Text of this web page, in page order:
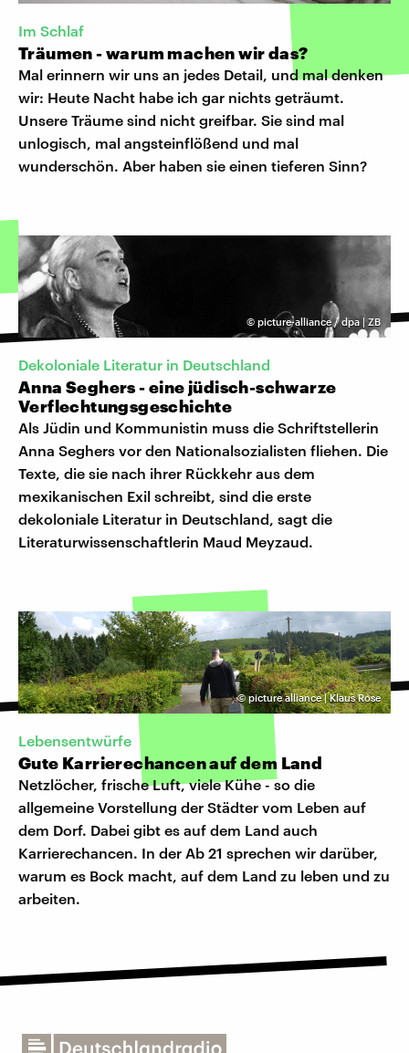
Im Schlaf
Träumen - warum machen wir das?
Mal erinnern wir uns an jedes Detail, und mal denken
wir: Heute Nacht habe ich gar nichts geträumt.
Unsere Träume sind nicht greifbar. Sie sind mal
unlogisch, mal angsteinflößend und mal
wunderschön. Aber haben sie einen tieferen Sinn?
© picture-alliance / dpa | ZB
Dekoloniale Literatur in Deutschland
Anna Seghers - eine jüdisch-schwarze
Verflechtungsgeschichte
Als Jüdin und Kommunistin muss die Schriftstellerin
Anna Seghers vor den Nationalsozialisten fliehen. Die
Texte, die sie nach ihrer Rückkehr aus dem
mexikanischen Exil schreibt, sind die erste
dekoloniale Literatur in Deutschland, sagt die
Literaturwissenschaftlerin Maud Meyzaud.
©picture alliance | Klaus Rose
Lebensentwürfe
Gute Karrierechancen auf dem Land
Netzlöcher, frische Luft, viele Kühe - so die
allgemeine Vorstellung der Städter vom Leben auf
dem Dorf. Dabei gibt es auf dem Land auch
Karrierechancen. In der Ab 21 sprechen wir darüber,
warum es Bock macht, auf dem Land zu leben und zu
arbeiten.